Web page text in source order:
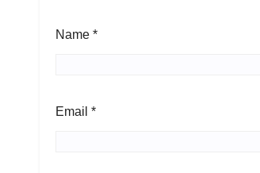
Name *
Email *